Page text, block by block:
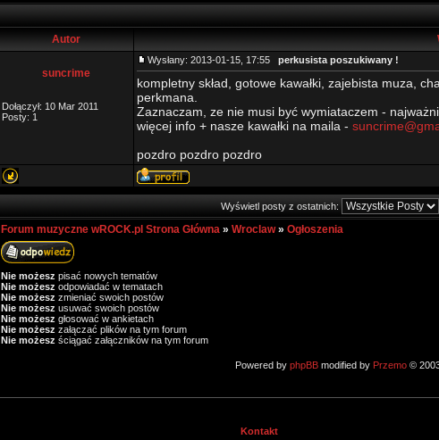
Autor
suncrime
Dołączył: 10 Mar 2011
Posty: 1
Wysłany: 2013-01-15, 17:55 perkusista poszukiwany !
kompletny skład, gotowe kawałki, zajebista muza,
perkmana.
Zaznaczam, ze nie musi być wymiataczem -
więcej info + nasze kawałki na maila -
pozdro pozdro pozdro
Wyświetl posty z ostatnich:
Forum muzyczne wROCK.pl Strona Główna » Wroclaw» Ogłoszenia
Nie możesz pisać nowych tematów
Nie możesz odpowiadać w tematach
Nie możesz zmieniać swoich postów
Nie możesz usuwać swoich postów
Nie możesz głosować w ankietach
Nie możesz załączać plików na tym forum
Nie możesz ściągać załączników na tym forum
Powered by phpBBmodified by Przemo©
Kontakt